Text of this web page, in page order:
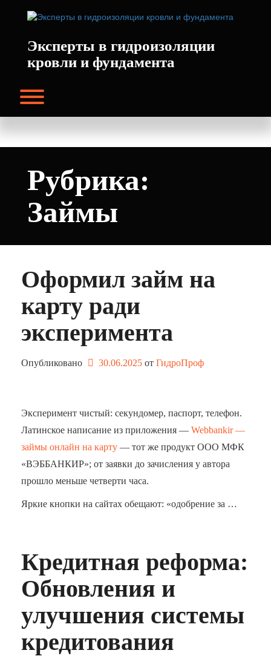
Эксперты в гидроизоляции
кровли и фундамента
Переключение видимости меню.
Рубрика:
Займы
Оформил займ на
карту ради
эксперимента
Опубликовано 30.06.2025 от ГидроПроф
Эксперимент чистый: секундомер, паспорт, телефон.
Латинское написание из приложения — Webbankir —
займы онлайн на карту — тот же продукт ООО МФК
«ВЭББАНКИР»; от заявки до зачисления у автора
прошло меньше четверти часа.
Яркие кнопки на сайтах обещают: «одобрение за …
Кредитная реформа:
Обновления и
улучшения системы
кредитования